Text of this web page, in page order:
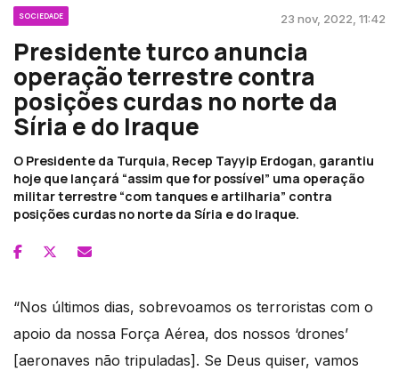
SOCIEDADE 23 nov, 2022, 11:42
Presidente turco anuncia
operação terrestre contra
posições curdas no norte da
Síria e do Iraque
O Presidente da Turquia, Recep Tayyip Erdogan, garantiu
hoje que lançará “assim que for possível” uma operação
militar terrestre “com tanques e artilharia” contra
posições curdas no norte da Síria e do Iraque.
“Nos últimos dias, sobrevoamos os terroristas com o
apoio da nossa Força Aérea, dos nossos ‘drones’
[aeronaves não tripuladas]. Se Deus quiser, vamos